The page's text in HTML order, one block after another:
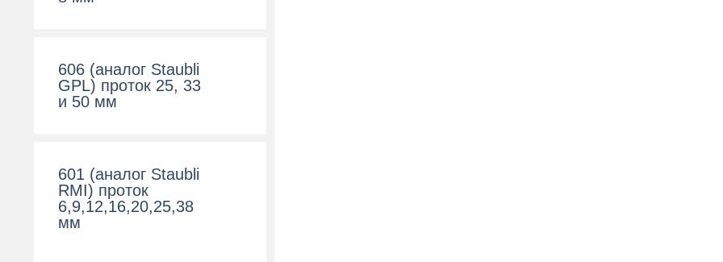
606 (аналог Staubli
GPL) проток 25, 33
и 50 мм
601 (аналог Staubli
RMI) проток
6,9,12,16,20,25,38
мм